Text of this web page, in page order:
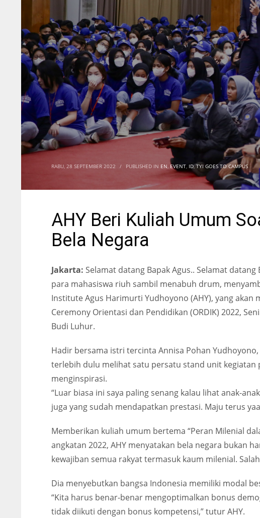
RABU, 28 SEPTEMBER 2022 / PUBLISHED IN EN, EVENT, ID,TYI GOES TO CAMPUS
AHY Beri Kuliah Umum
Bela Negara
Jakarta: Selamat datang Bapak Agus.. Selamat
para mahasiswa riuh sambil menabuh drum,
Institute Agus Harimurti Yudhoyono (AHY), yang
Ceremony Orientasi dan Pendidikan (ORDIK) 2022,
Budi Luhur.
Hadir bersama istri tercinta Annisa Pohan
terlebih dulu melihat satu persatu stand unit kegiatan
menginspirasi.
“Luar biasa ini saya paling senang kalau lihat anak-
juga yang sudah mendapatkan prestasi. Maju terus
Memberikan kuliah umum bertema “Peran Milenial
angkatan 2022, AHY menyatakan bela negara bukan
kewajiban semua rakyat termasuk kaum milenial.
Dia menyebutkan bangsa Indonesia memiliki modal
“Kita harus benar-benar mengoptimalkan bonus
tidak diikuti dengan bonus kompetensi,” tutur AHY.